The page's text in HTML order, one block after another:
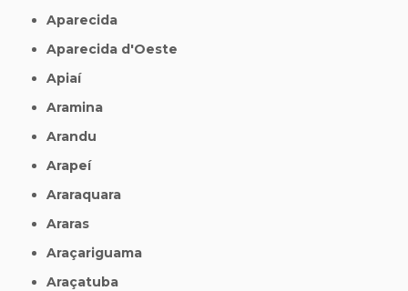
Aparecida
Aparecida d'Oeste
Apiaí
Aramina
Arandu
Arapeí
Araraquara
Araras
Araçariguama
Araçatuba